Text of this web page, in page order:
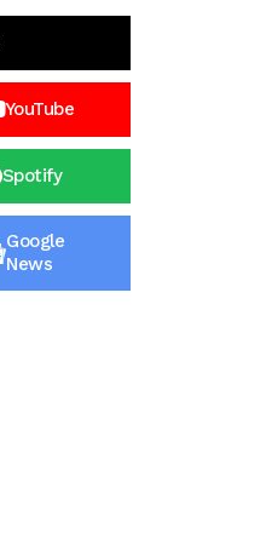
YouTube
Spotify
Google
News